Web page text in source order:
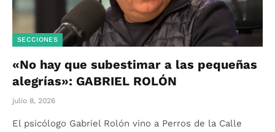
SECCIONES
«No hay que subestimar a las pequeñas
alegrías»: GABRIEL ROLÓN
julio 8, 2026
El psicólogo Gabriel Rolón vino a Perros de la Calle